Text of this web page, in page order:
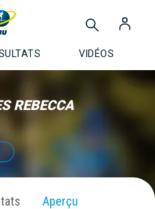
VIDÉOS
REBECCA
Aperçu